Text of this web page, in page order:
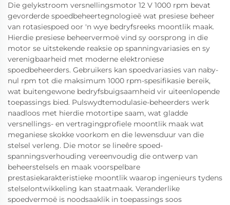
Die gelykstroom versnellingsmotor 12 V 1000 rpm bevat
gevorderde spoedbeheertegnologieë wat presiese beheer
van rotasiespoed oor 'n wye bedryfsreeks moontlik maak.
Hierdie presiese beheervermoë vind sy oorsprong in die
motor se uitstekende reaksie op spanningvariasies en sy
verenigbaarheid met moderne elektroniese
spoedbeheerders. Gebruikers kan spoedvariasies van naby-
nul rpm tot die maksimum 1000 rpm-spesifikasie bereik,
wat buitengewone bedryfsbuigsaamheid vir uiteenlopende
toepassings bied. Pulswydtemodulasie-beheerders werk
naadloos met hierdie motortipe saam, wat gladde
versnellings- en vertragingprofiele moontlik maak wat
meganiese skokke voorkom en die lewensduur van die
stelsel verleng. Die motor se lineêre spoed-
spanningsverhouding vereenvoudig die ontwerp van
beheerstelsels en maak voorspelbare
prestasiekarakteristieke moontlik waarop ingenieurs tydens
stelselontwikkeling kan staatmaak. Veranderlike
spoedvermoë is noodsaaklik in toepassings soos